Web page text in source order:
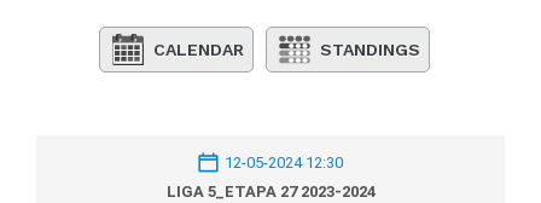
CALENDAR STANDINGS
12-05-2024 12:30
LIGA 5_ETAPA 27 2023-2024